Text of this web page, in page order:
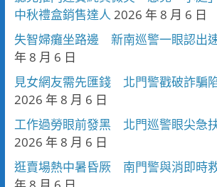
中秋禮盒銷售達人 2026 年 8 月 6 日
失智婦癱坐路邊 新南巡警一眼認出
年 8 月 6 日
見女網友需先匯錢 北門警戳破詐騙
2026 年 8 月 6 日
工作過勞眼前發黑 北門巡警眼尖急
2026 年 8 月 6 日
逛賣場熱中暑昏厥 南門警與消即時